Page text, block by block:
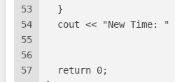
53
54
55
56
57
  }
cout << "New Time: "
  return 0;